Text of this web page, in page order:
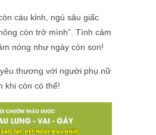
cáu kỉnh, ngủ sâu giấc
còn trở mình”. Tình cảm
nóng như ngày còn son!
thương với người phụ nữ
khi còn có thể!